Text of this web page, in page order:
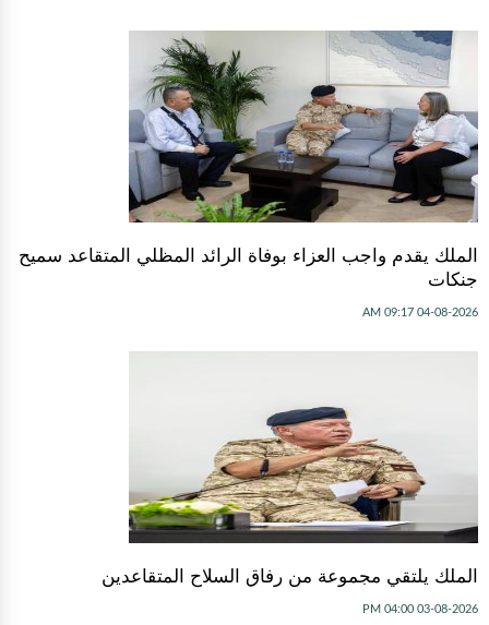
الملك يقدم واجب العزاء بوفاة الرائد المظلي المتقاعد سميح
جنكات
04-08-2026 09:17 AM
الملك يلتقي مجموعة من رفاق السلاح المتقاعدين
03-08-2026 04:00 PM